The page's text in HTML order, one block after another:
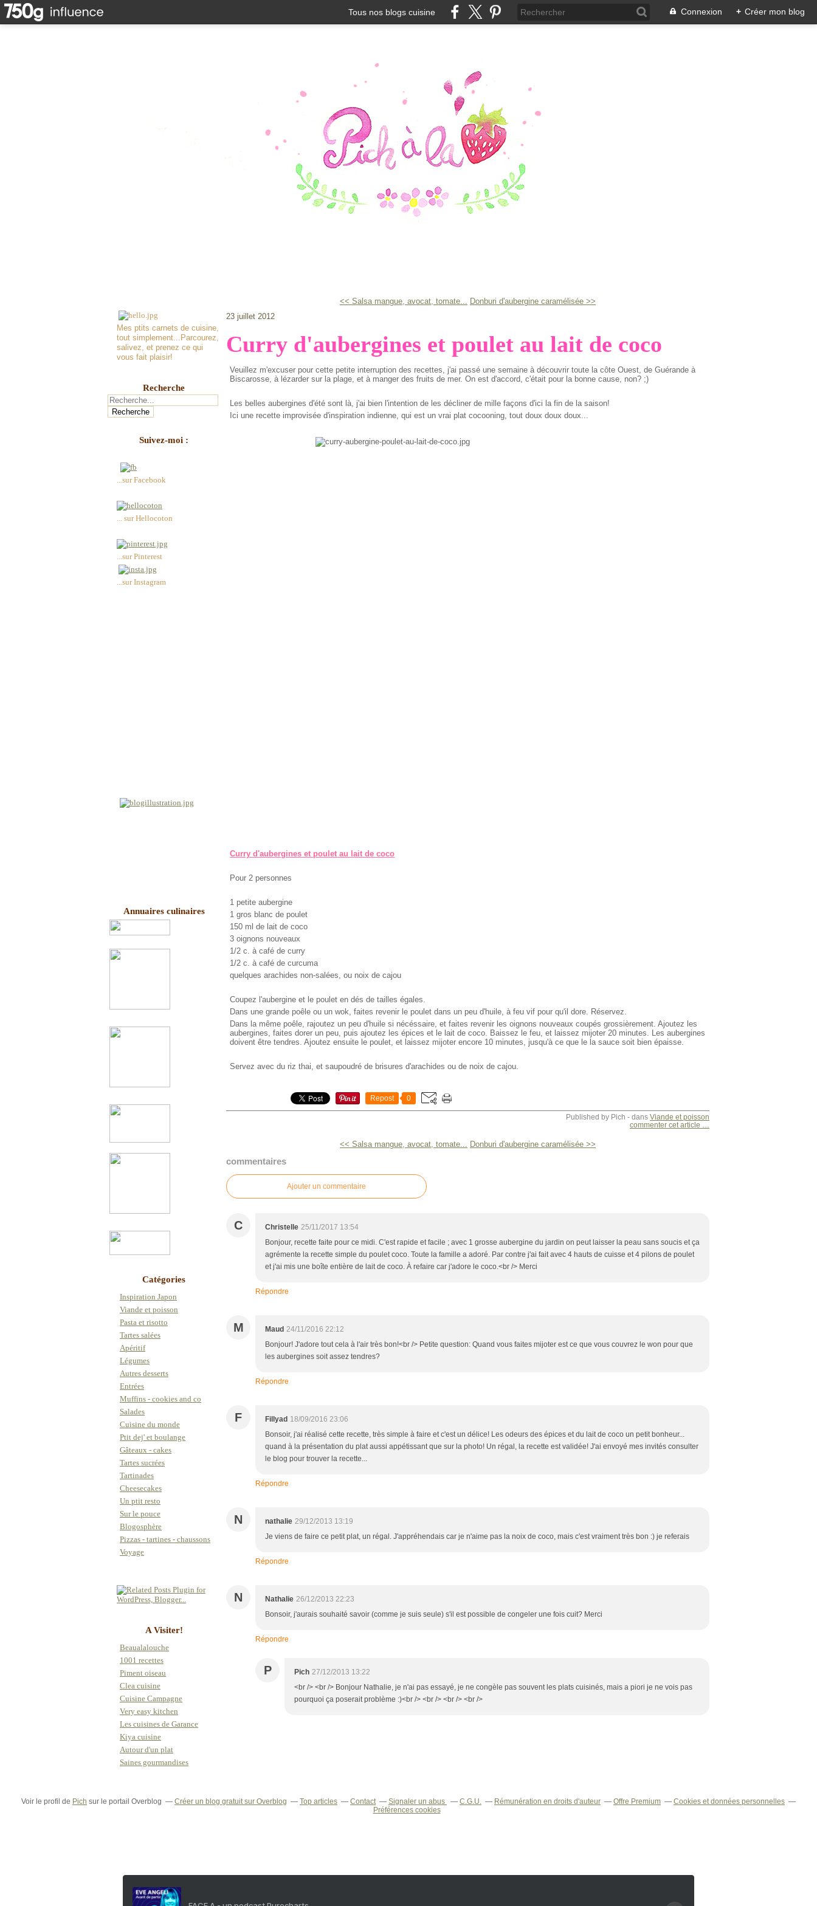
Tous nos blogs cuisine Connexion + Créer mon blog
Mes ptits carnets de cuisine,
tout simplement...Parcourez,
salivez, et prenez ce qui
vous fait plaisir!
Recherche
Suivez-moi :
...sur Facebook
... sur Hellocoton
...sur Pinterest
...sur Instagram
Annuaires culinaires
Catégories
Inspiration Japon
Viande et poisson
Pasta et risotto
Tartes salées
Apéritif
Légumes
Autres desserts
Entrées
Muffins - cookies and co
Salades
Cuisine du monde
Ptit dej' et boulange
Gâteaux - cakes
Tartes sucrées
Tartinades
Cheesecakes
Un ptit resto
Sur le pouce
Blogosphère
Pizzas - tartines - chaussons
Voyage
A Visiter!
Beaualalouche
1001 recettes
Piment oiseau
Clea cuisine
Cuisine Campagne
Very easy kitchen
Les cuisines de Garance
Kiya cuisine
Autour d'un plat
Saines gourmandises
<< Salsa mangue, avocat, tomate... Donburi d'aubergine caramélisée >>
23 juillet 2012
Curry d'aubergines et poulet au lait de coco
Veuillez m'excuser pour cette petite interruption des recettes, j'ai passé une semaine à découvrir toute la côte Ouest, de Guérande à
Biscarosse, à lézarder sur la plage, et à manger des fruits de mer. On est d'accord, c'était pour la bonne cause, non? ;)
Les belles aubergines d'été sont là, j'ai bien l'intention de les décliner de mille façons d'ici la fin de la saison!
Ici une recette improvisée d'inspiration indienne, qui est un vrai plat cocooning, tout doux doux doux...
Curry d'aubergines et poulet au lait de coco
Pour 2 personnes
1 petite aubergine
1 gros blanc de poulet
150 ml de lait de coco
3 oignons nouveaux
1/2 c. à café de curry
1/2 c. à café de curcuma
quelques arachides non-salées, ou noix de cajou
Coupez l'aubergine et le poulet en dés de tailles égales.
Dans une grande poêle ou un wok, faites revenir le poulet dans un peu d'huile, à feu vif pour qu'il dore. Réservez.
Dans la même poêle, rajoutez un peu d'huile si nécéssaire, et faites revenir les oignons nouveaux coupés grossièrement. Ajoutez les
aubergines, faites dorer un peu, puis ajoutez les épices et le lait de coco. Baissez le feu, et laissez mijoter 20 minutes. Les aubergines
doivent être tendres. Ajoutez ensuite le poulet, et laissez mijoter encore 10 minutes, jusqu'à ce que le la sauce soit bien épaisse.
Servez avec du riz thai, et saupoudré de brisures d'arachides ou de noix de cajou.
Repost 0
Published by Pich - dans Viande et poisson
commenter cet article
<< Salsa mangue, avocat, tomate... Donburi d'aubergine caramélisée >>
commentaires
Ajouter un commentaire
C Christelle 25/11/2017 13:54
Bonjour, recette faite pour ce midi. C'est rapide et facile ; avec 1 grosse aubergine du jardin on peut laisser la peau sans soucis et ça
agrémente la recette simple du poulet coco. Toute la famille a adoré. Par contre j'ai fait avec 4 hauts de cuisse et 4 pilons de poulet
et j'ai mis une boîte entière de lait de coco. À refaire car j'adore le coco.<br /> Merci
Répondre
M Maud 24/11/2016 22:12
Bonjour! J'adore tout cela à l'air très bon!<br /> Petite question: Quand vous faites mijoter est ce que vous couvrez le won pour que
les aubergines soit assez tendres?
Répondre
F Fillyad 18/09/2016 23:06
Bonsoir, j'ai réalisé cette recette, très simple à faire et c'est un délice! Les odeurs des épices et du lait de coco un petit bonheur...
quand à la présentation du plat aussi appétissant que sur la photo! Un régal, la recette est validée! J'ai envoyé mes invités consulter
le blog pour trouver la recette...
Répondre
N nathalie 29/12/2013 13:19
Je viens de faire ce petit plat, un régal. J'appréhendais car je n'aime pas la noix de coco, mais c'est vraiment très bon :) je referais
Répondre
N Nathalie 26/12/2013 22:23
Bonsoir, j'aurais souhaité savoir (comme je suis seule) s'il est possible de congeler une fois cuit? Merci
Répondre
P Pich 27/12/2013 13:22
<br /> <br /> Bonjour Nathalie, je n'ai pas essayé, je ne congèle pas souvent les plats cuisinés, mais a piori je ne vois pas
pourquoi ça poserait problème :)<br /> <br /> <br /> <br />
Voir le profil de Pich sur le portail Overblog Créer un blog gratuit sur Overblog Top articles Contact Signaler un abus C.G.U. Rémunération en droits d'auteur Offre Premium
Cookies et données personnelles
Préférences cookies